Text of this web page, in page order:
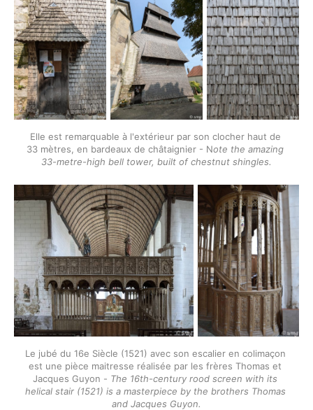
Elle est remarquable à l'extérieur par son clocher haut de
33 mètres, en bardeaux de châtaignier - Note the amazing
33-metre-high bell tower, built of chestnut shingles.
Le jubé du 16e Siècle (1521) avec son escalier en colimaçon
est une pièce maitresse réalisée par les frères Thomas et
Jacques Guyon - The 16th-century rood screen with its
helical stair (1521) is a masterpiece by the brothers Thomas
and Jacques Guyon.